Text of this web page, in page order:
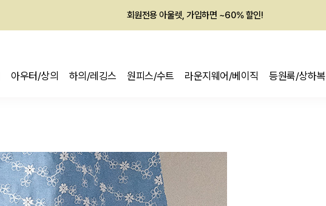
멤버십 최대 28,000원 혜택
아우터/상의 하의/레깅스 원피스/수트 라운지웨어/베이직 등원룩/상하복